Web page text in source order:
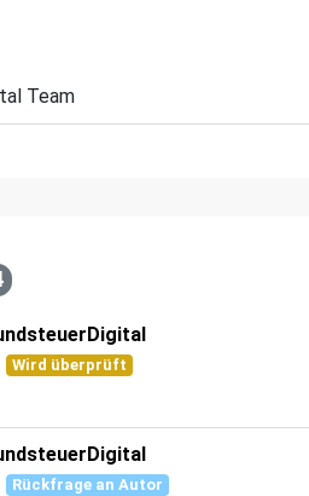
Team
Wird überprüft
Rückfrage an Autor